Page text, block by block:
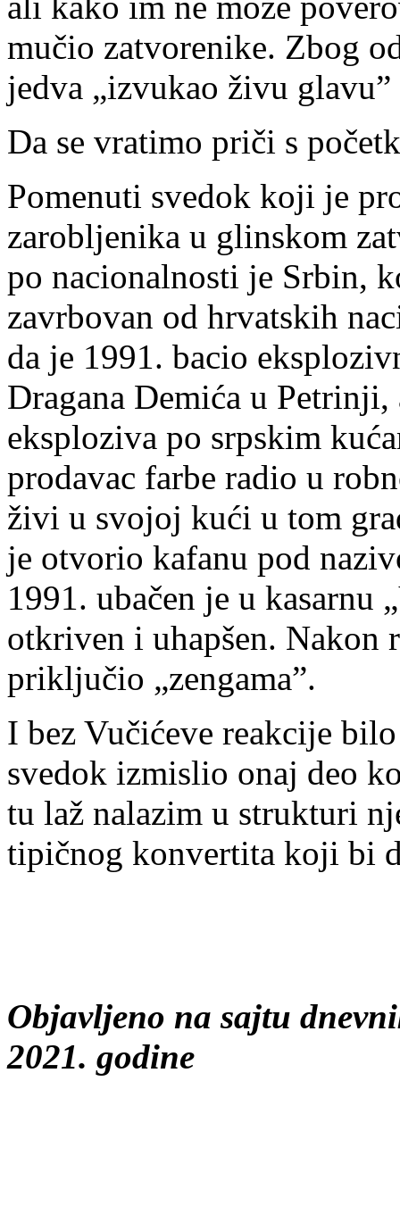
mučio zatvorenike. Zbog
jedva „izvukao živu glavu”
Da se vratimo priči s
Pomenuti svedok koji je
zarobljenika u glinskom
po nacionalnosti je Srbin,
zavrbovan od hrvatskih
da je 1991. bacio
Dragana Demića u Petrinji,
eksploziva po srpskim
prodavac farbe radio u
živi u svojoj kući u tom
je otvorio kafanu pod
1991. ubačen je u kasarnu
otkriven i uhapšen. Nakon
priključio „zengama”.
I bez Vučićeve reakcije
svedok izmislio onaj deo
tu laž nalazim u strukturi
tipičnog konvertita koji bi
Objavljeno na sajtu
2021. godine